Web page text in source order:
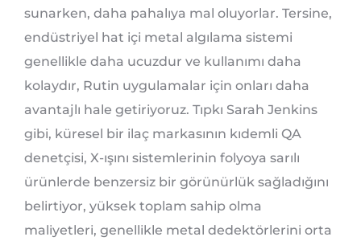
sunarken, daha pahalıya mal oluyorlar. Tersine,
endüstriyel hat içi metal algılama sistemi
genellikle daha ucuzdur ve kullanımı daha
kolaydır, Rutin uygulamalar için onları daha
avantajlı hale getiriyoruz. Tıpkı Sarah Jenkins
gibi, küresel bir ilaç markasının kıdemli QA
denetçisi, X-ışını sistemlerinin folyoya sarılı
ürünlerde benzersiz bir görünürlük sağladığını
belirtiyor, yüksek toplam sahip olma
maliyetleri, genellikle metal dedektörlerini orta